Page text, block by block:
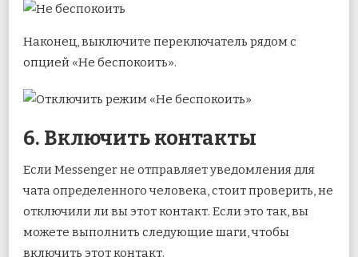
Наконец, выключите переключатель рядом с
опцией «Не беспокоить».
6. Включить контакты
Если Messenger не отправляет уведомления для
чата определенного человека, стоит проверить, не
отключили ли вы этот контакт. Если это так, вы
можете выполнить следующие шаги, чтобы
включить этот контакт.